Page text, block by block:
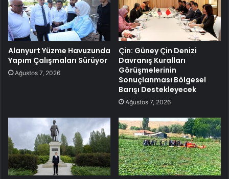
Alanyurt Yüzme Havuzunda
Yapım Çalışmaları Sürüyor
Ağustos 7, 2026
Çin: Güney Çin Denizi
Davranış Kuralları
Görüşmelerinin
Sonuçlanması Bölgesel
Barışı Destekleyecek
Ağustos 7, 2026